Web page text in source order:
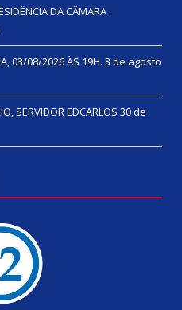
DA CÂMARA
03/08/2026 ÀS 19H. 3 de agosto
SERVIDOR EDCARLOS 30 de